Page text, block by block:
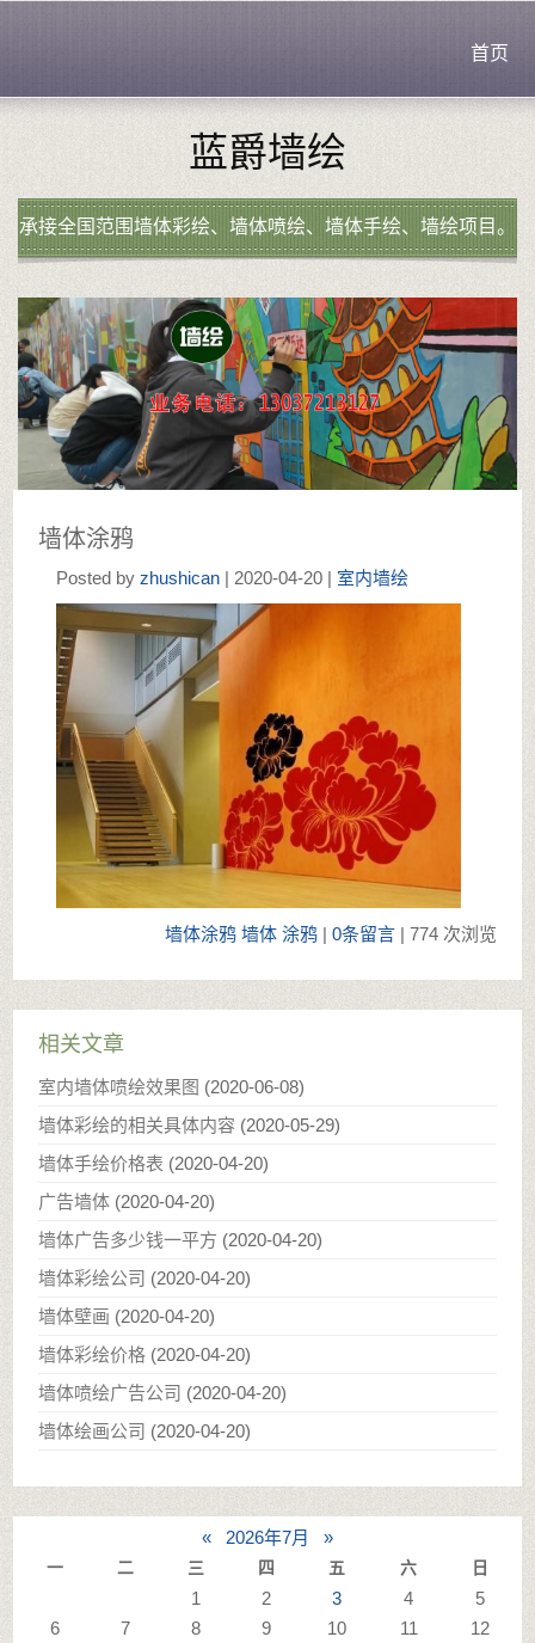
首页
蓝爵墙绘
承接全国范围墙体彩绘、墙体喷绘、墙体手绘、墙绘项目。
墙体涂鸦
Posted by zhushican | 2020-04-20 | 室内墙绘
墙体涂鸦 墙体 涂鸦 | 0条留言 | 774 次浏览
相关文章
室内墙体喷绘效果图 (2020-06-08)
墙体彩绘的相关具体内容 (2020-05-29)
墙体手绘价格表 (2020-04-20)
广告墙体 (2020-04-20)
墙体广告多少钱一平方 (2020-04-20)
墙体彩绘公司 (2020-04-20)
墙体壁画 (2020-04-20)
墙体彩绘价格 (2020-04-20)
墙体喷绘广告公司 (2020-04-20)
墙体绘画公司 (2020-04-20)
« 2026年7月 »
一 二 三 四 五 六 日
1 2 3 4
5
6
7 8 9 10 11
12